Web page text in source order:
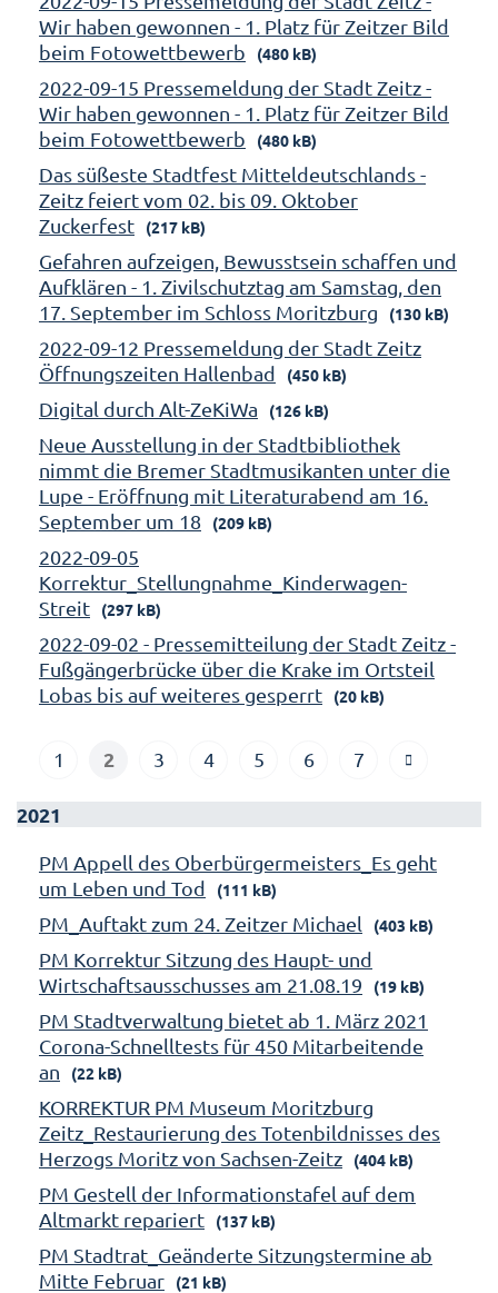
Wir haben gewonnen - 1. Platz für Zeitzer Bild
beim Fotowettbewerb
(480 kB)
2022-09-15 Pressemeldung der Stadt Zeitz -
Wir haben gewonnen - 1. Platz für Zeitzer Bild
beim Fotowettbewerb
(480 kB)
Das süßeste Stadtfest Mitteldeutschlands -
Zeitz feiert vom 02. bis 09. Oktober
Zuckerfest
(217 kB)
Gefahren aufzeigen, Bewusstsein schaffen und
Aufklären - 1. Zivilschutztag am Samstag, den
17. September im Schloss Moritzburg
(130 kB)
2022-09-12 Pressemeldung der Stadt Zeitz
Öffnungszeiten Hallenbad
(450 kB)
Digital durch Alt-ZeKiWa (126 kB)
Neue Ausstellung in der Stadtbibliothek
nimmt die Bremer Stadtmusikanten unter die
Lupe - Eröffnung mit Literaturabend am 16.
September um 18
(209 kB)
2022-09-05
Korrektur_Stellungnahme_Kinderwagen-
Streit
(297 kB)
2022-09-02 - Pressemitteilung der Stadt Zeitz -
Fußgängerbrücke über die Krake im Ortsteil
Lobas bis auf weiteres gesperrt
(20 kB)
1 2 3 4 5 6 7
2021
PM Appell des Oberbürgermeisters_Es geht
um Leben und Tod
(111 kB)
PM_Auftakt zum 24. Zeitzer Michael (403 kB)
PM Korrektur Sitzung des Haupt- und
Wirtschaftsausschusses am 21.08.19
(19 kB)
PM Stadtverwaltung bietet ab 1. März 2021
Corona-Schnelltests für 450 Mitarbeitende
an
(22 kB)
KORREKTUR PM Museum Moritzburg
Zeitz_Restaurierung des Totenbildnisses des
Herzogs Moritz von Sachsen-Zeitz
(404 kB)
PM Gestell der Informationstafel auf dem
Altmarkt repariert
(137 kB)
PM Stadtrat_Geänderte Sitzungstermine ab
Mitte Februar
(21 kB)